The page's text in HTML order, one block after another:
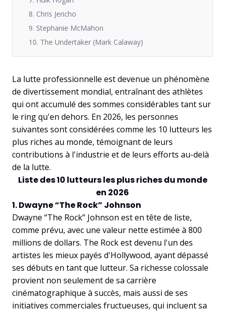
8. Chris Jericho
9. Stephanie McMahon
10. The Undertaker (Mark Calaway)
La lutte professionnelle est devenue un phénomène
de divertissement mondial, entraînant des athlètes
qui ont accumulé des sommes considérables tant sur
le ring qu'en dehors. En 2026, les personnes
suivantes sont considérées comme les 10 lutteurs les
plus riches au monde, témoignant de leurs
contributions à l'industrie et de leurs efforts au-delà
de la lutte.
Liste des 10 lutteurs les plus riches du monde
en 2026
1. Dwayne “The Rock” Johnson
Dwayne “The Rock” Johnson est en tête de liste,
comme prévu, avec une valeur nette estimée à 800
millions de dollars. The Rock est devenu l'un des
artistes les mieux payés d'Hollywood, ayant dépassé
ses débuts en tant que lutteur. Sa richesse colossale
provient non seulement de sa carrière
cinématographique à succès, mais aussi de ses
initiatives commerciales fructueuses, qui incluent sa